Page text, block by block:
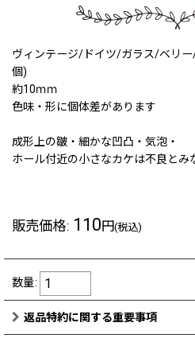
ヴィンテージ/ドイツ/ガラス/ベリ
個)
約10ｍｍ
色味・形に個体差があります
成形上の皺・細かな凹凸・気泡・
ホール付近の小さなカケは不良とみ
販売価格: 110円(税込)
数量:
返品特約に関する重要事項